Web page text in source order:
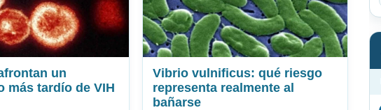
un
más tardío de VIH
Vibrio vulnificus: qué riesgo
representa realmente al
bañarse